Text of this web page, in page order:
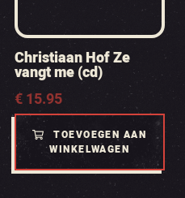
Christiaan Hof Ze
vangt me (cd)
€15.95
TOEVOEGEN AAN
WINKELWAGEN